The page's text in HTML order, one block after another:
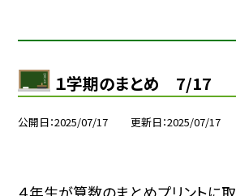
１学期のまとめ 7/17
公開日 2025/07/17 更新日 2025/07/17
４年生が算数のまとめプリントに